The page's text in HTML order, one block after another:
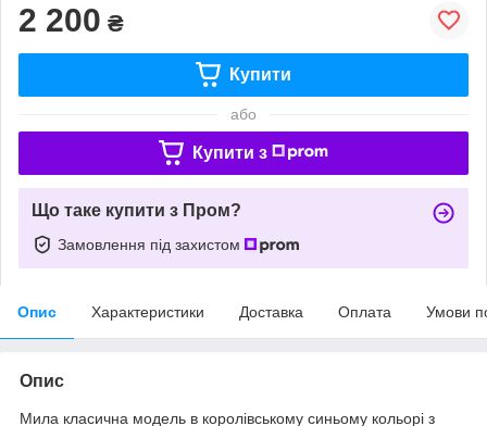
2 200 ₴
Купити
або
Купити з
Що таке купити з Пром?
Замовлення під захистом
Опис Характеристики Доставка Оплата Умови
Опис
Мила класична модель в королівському синьому кольорі з